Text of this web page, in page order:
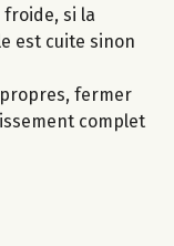
si la
est cuite sinon
fermer
complet